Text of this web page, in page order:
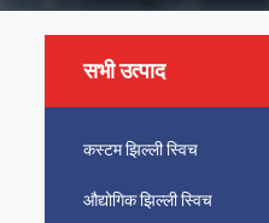
सभी उत्पाद
कस्टम झिल्ली स्विच
औद्योगिक झिल्ली स्विच